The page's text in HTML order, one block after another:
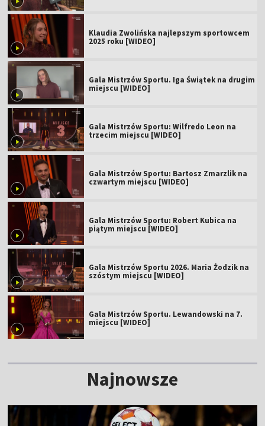
Klaudia Zwolińska najlepszym sportowcem
2025 roku [WIDEO]
Gala Mistrzów Sportu. Iga Świątek na drugim
miejscu [WIDEO]
Gala Mistrzów Sportu: Wilfredo Leon na
trzecim miejscu [WIDEO]
Gala Mistrzów Sportu: Bartosz Zmarzlik na
czwartym miejscu [WIDEO]
Gala Mistrzów Sportu: Robert Kubica na
piątym miejscu [WIDEO]
Gala Mistrzów Sportu 2026. Maria Żodzik na
szóstym miejscu [WIDEO]
Gala Mistrzów Sportu. Lewandowski na 7.
miejscu [WIDEO]
Najnowsze